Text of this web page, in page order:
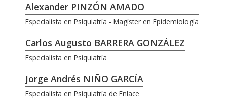
Alexander PINZÓN AMADO
Especialista en Psiquiatría - Magíster en Epidemiología
Carlos Augusto BARRERA GONZÁLEZ
Especialista en Psiquiatría
Jorge Andrés NIÑO GARCÍA
Especialista en Psiquiatría de Enlace